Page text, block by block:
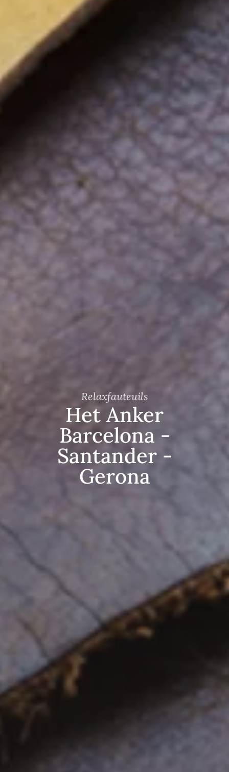
Relaxfauteuils
Het Anker
Barcelona -
Santander -
Gerona